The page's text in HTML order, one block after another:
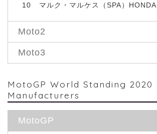
10 マルク・マルケス（SPA）HONDA
Moto2
Moto3
MotoGP World Standing 2020
Manufacturers
MotoGP